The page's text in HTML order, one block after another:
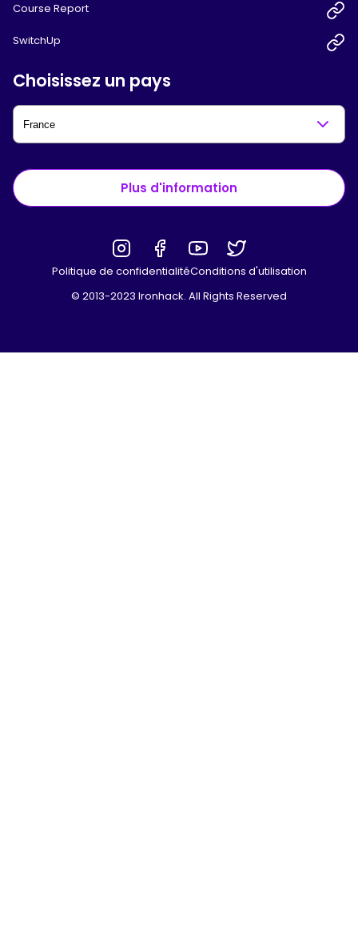
Course Report
SwitchUp
Choisissez un pays
Plus d'information
Politique de confidentialitéConditions d'utilisation
© 2013-2023 Ironhack. All Rights Reserved